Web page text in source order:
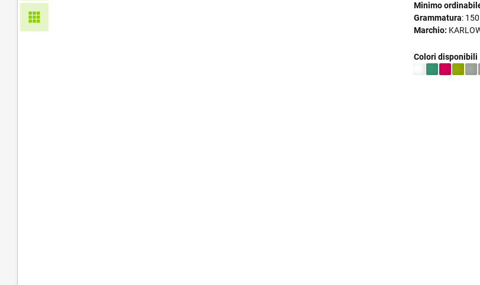
Minimo
Grammatura:
Marchio:
Colori disponibili